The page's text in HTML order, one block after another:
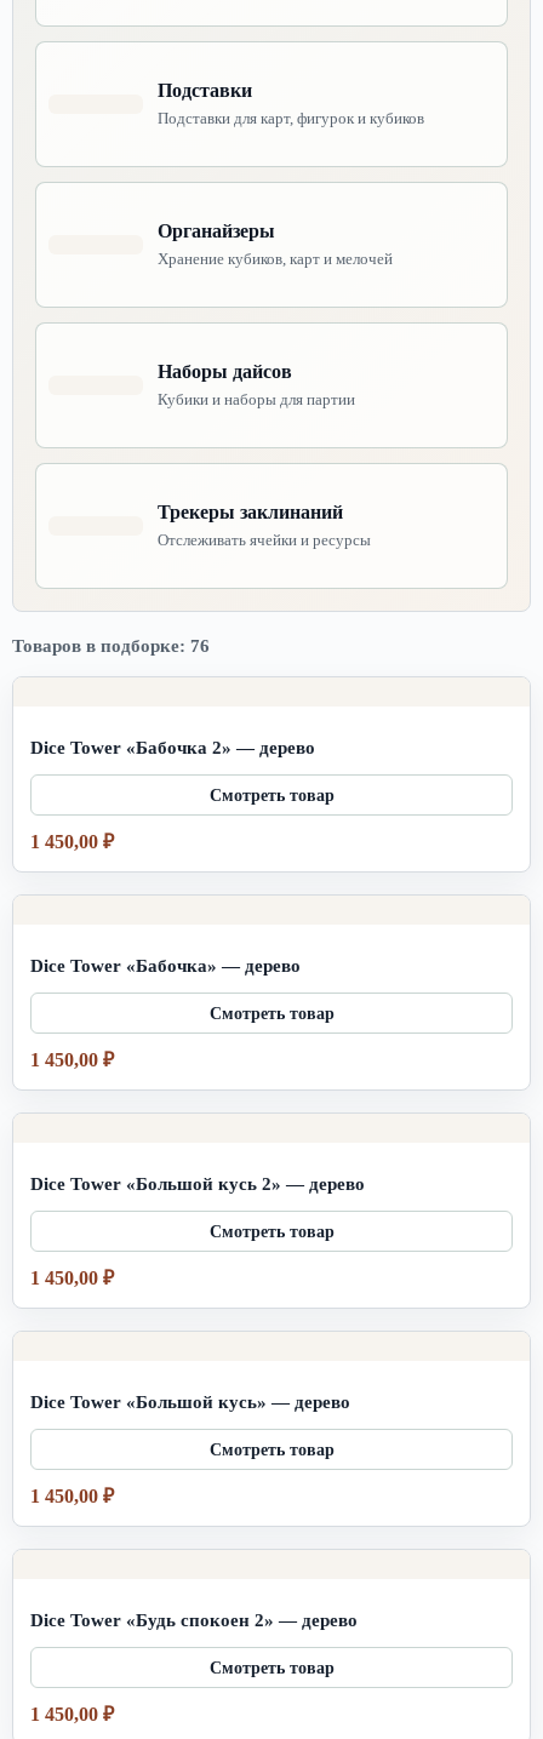
Подставки
Подставки для карт, фигурок и кубиков
Органайзеры
Хранение кубиков, карт и мелочей
Наборы дайсов
Кубики и наборы для партии
Трекеры заклинаний
Отслеживать ячейки и ресурсы
Товаров в подборке: 76
Dice Tower «Бабочка 2» — дерево
1 450,00 ₽
Dice Tower «Бабочка» — дерево
1 450,00 ₽
Dice Tower «Большой кусь 2» — дерево
1 450,00 ₽
Dice Tower «Большой кусь» — дерево
1 450,00 ₽
Dice Tower «Будь спокоен 2» — дерево
1 450,00 ₽